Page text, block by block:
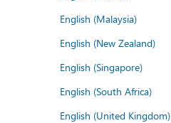
English (Malaysia)
English (New Zealand)
English (Singapore)
English (South Africa)
English (United Kingdom)